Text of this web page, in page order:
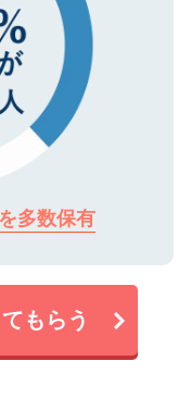
多数保有
もらう